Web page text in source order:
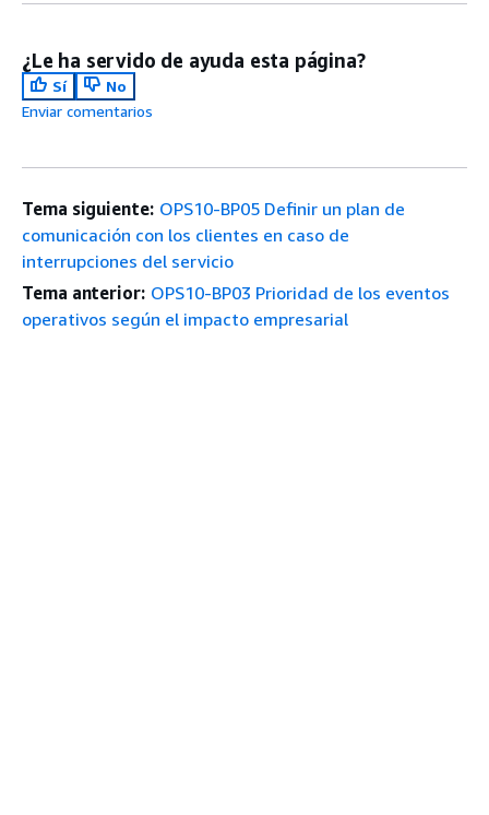
¿Le ha servido de ayuda esta página?
Sí
No
Enviar comentarios
Tema siguiente: OPS10-BP05 Definir un plan de
comunicación con los clientes en caso de
interrupciones del servicio
Tema anterior: OPS10-BP03 Prioridad de los eventos
operativos según el impacto empresarial